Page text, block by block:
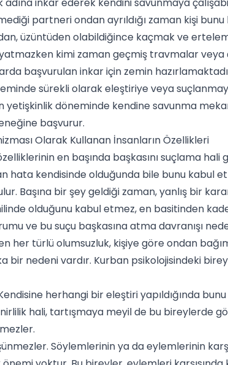
partneri ondan ayrıldığı zaman kişi
üzüntüden olabildiğince kaçmak ve
kimi zaman geçmiş travmalar
başvurulan inkar için zemin
sürekli olarak eleştiriye veya
döneminde kendine savunma
başvurur.
Olarak Kullanan İnsanların Özellikleri
en başında başkasını suçlama
hata kendisinde olduğunda bile bunu kabul
Başına bir şey geldiği zaman, yanlış bir
olduğunu kabul etmez, en basitinden
ve bu suçu başkasına atma davranışı
her türlü olumsuzluk, kişiye göre ondan
bir nedeni vardır. Kurban psikolojisindeki
herhangi bir eleştiri yapıldığında
hali, tartışmaya meyil de bu bireylerde
Söylemlerinin ya da eylemlerinin